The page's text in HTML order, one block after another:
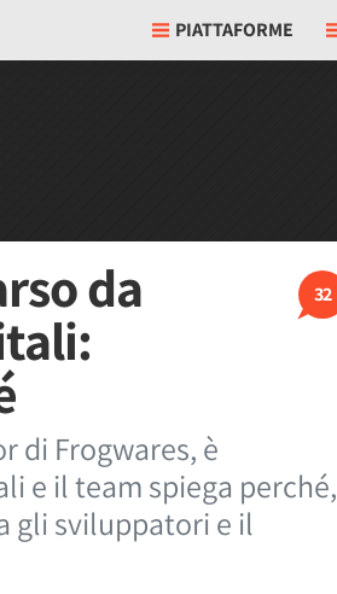
PIATTAFORME
32
da
di Frogwares, è
e il team spiega perché,
gli sviluppatori e il